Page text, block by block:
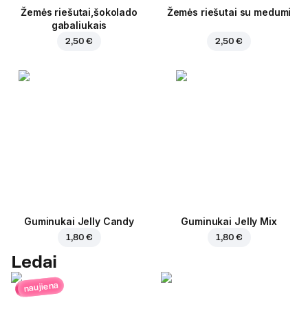
Žemės riešutai,šokolado
gabaliukais
2,50 €
Žemės riešutai su medumi
2,50 €
Guminukai Jelly Candy
1,80 €
Guminukai Jelly Mix
1,80 €
Ledai
naujiena